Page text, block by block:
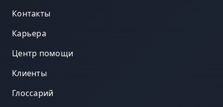
Контакты
Карьера
Центр помощи
Клиенты
Глоссарий